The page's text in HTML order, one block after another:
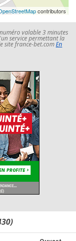
contributors
valable 3 minutes
service permettant la
site france-bet.comEn